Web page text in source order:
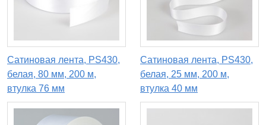
Сатиновая лента, PS430,
белая, 80 мм, 200 м,
втулка 76 мм
Сатиновая лента, PS430,
белая, 25 мм, 200 м,
втулка 40 мм